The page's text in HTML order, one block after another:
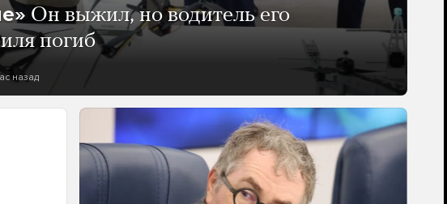
Он выжил, но водитель его
погиб
назад